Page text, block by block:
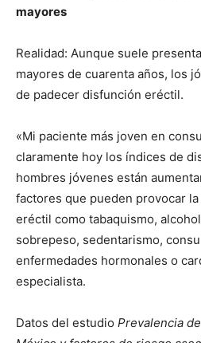
mayores
Realidad: Aunque suele
mayores de cuarenta años, los
de padecer disfunción eréctil.
«Mi paciente más joven en
claramente hoy los índices de
hombres jóvenes están
factores que pueden provocar
eréctil como tabaquismo,
sobrepeso, sedentarismo,
enfermedades hormonales o
especialista.
Datos del estudio Prevalencia